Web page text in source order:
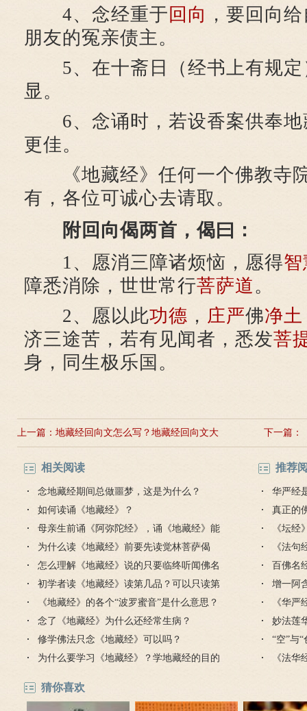
4、念经重于 回向 ，要回向
朋友的冤亲债主。
5、在十斋日（经书上有规定
显。
6、念诵时，若设香案供奉地
更佳。
《地藏经》任何一个佛教寺
有，各位可诚心去请取。
附回向偈两首，偈曰：
1、愿消三障诸烦恼，愿得
障悉消除，世世常行菩萨道。
2、愿以此功德 ， 庄严佛净土
济三途苦，若有见闻者，悉发菩
身，同生极乐国。
上一篇： 地藏经回向文怎么写？地藏经回向文大 下一篇：
相关阅读
念地藏经期间总做噩梦，这是为什么？
如何读诵《地藏经》？
母亲生前诵《阿弥陀经》，诵《地藏经》能
利益她吗？
为什么读《地藏经》前要先读觉林菩萨偈
颂？
怎么理解《地藏经》说的只要临终听闻佛名
就能解脱？
初学者读《地藏经》读第几品？可以只读第
九品吗？
《地藏经》的各个“波罗蜜音”是什么意思？
念了《地藏经》为什么还经常生病？
修学佛法只念《地藏经》可以吗？
为什么要学习《地藏经》？学地藏经的目的
推荐
华严经
真正的
毒是魔
《坛
思
《法
的讲解
百佛名
增一阿
《华严
么意思
妙法莲
“空”与
《法
猜你喜欢